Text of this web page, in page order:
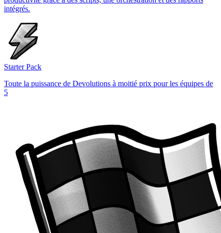
intégrés.
Starter Pack
Toute la puissance de Devolutions à moitié prix pour les équipes de
5